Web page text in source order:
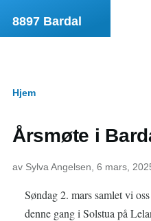
Hopp til hovedinnhold
8897 Bardal
Hjem
Årsmøte i
av Sylva Angelsen , 6 mars,
Søndag 2. mars samlet vi
denne gang i Solstua på